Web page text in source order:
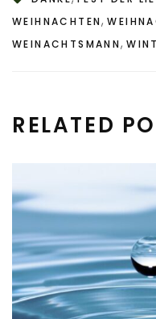
WEIHNACHTEN,
WEINACHTSMANN,
RELATED